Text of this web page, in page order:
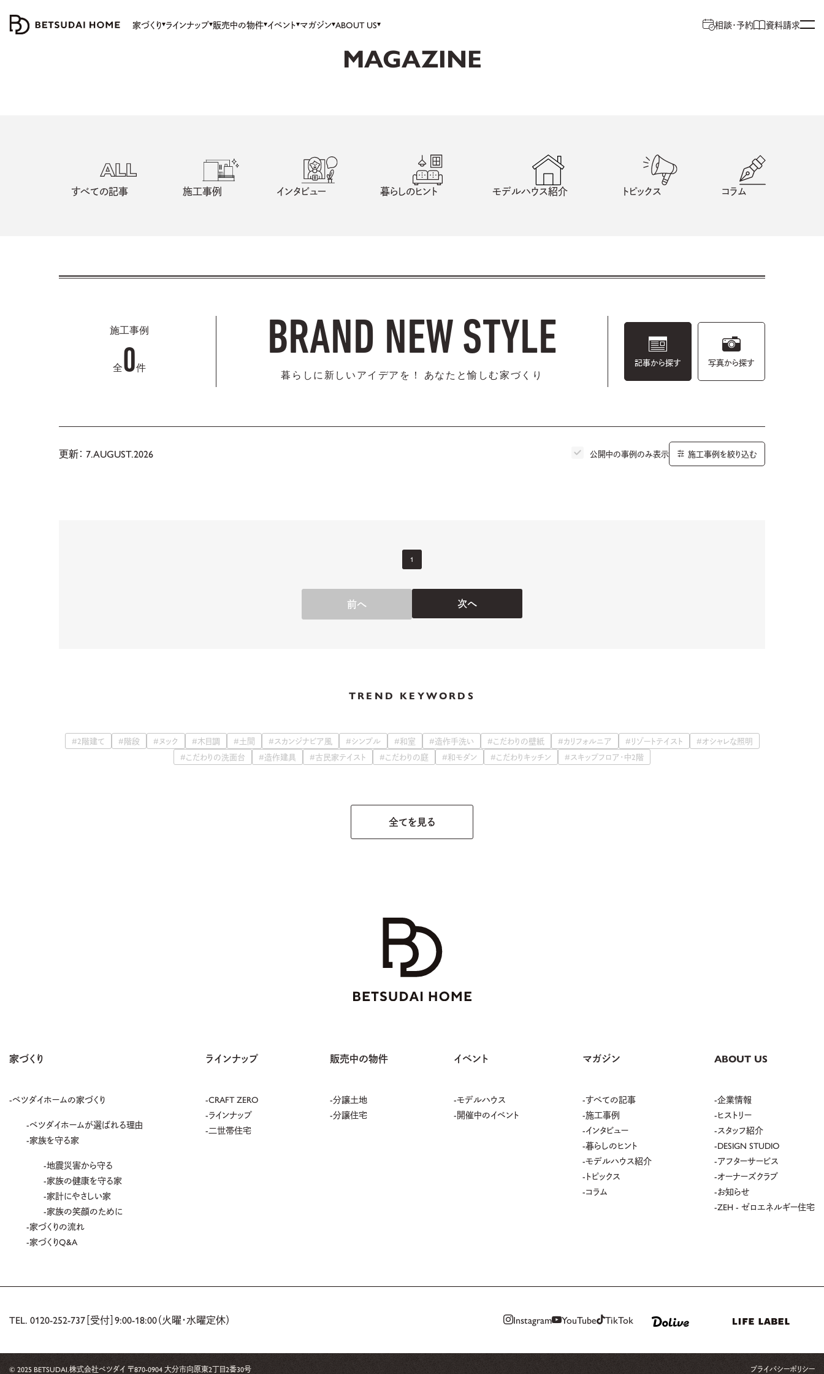
家づくり ラインナップ 販売中の物件 イベント マガジン ABOUT US 相談・予約 資料請求
MAGAZINE
すべての記事 施工事例 インタビュー 暮らしのヒント モデルハウス紹介 トピックス コラム
BRAND NEW STYLE
暮らしに新しいアイデアを！ あなたと愉しむ家づくり
施工事例
全0件
記事から探す 写真から探す
更新： 7.AUGUST.2026 公開中の事例のみ表示 施工事例を絞り込む
1
前へ 次へ
TREND KEYWORDS
#2階建て #階段 #ヌック #木目調 #土間 #スカンジナビア風 #シンプル #和室 #造作手洗い #こだわりの壁紙 #カリフォルニア #リゾートテイスト
#オシャレな照明
#こだわりの洗面台
#造作建具 #古民家テイスト #こだわりの庭 #和モダン #こだわりキッチン #スキップフロア・中2階
全てを見る
家づくり
ベツダイホームの家づくり
ベツダイホームが選ばれる理由
家族を守る家
地震災害から守る
家族の健康を守る家
家計にやさしい家
家族の笑顔のために
家づくりの流れ
家づくりQ&A
ラインナップ
CRAFT ZERO
ラインナップ
二世帯住宅
販売中の物件
分譲土地
分譲住宅
イベント
モデルハウス
開催中のイベント
マガジン
すべての記事
施工事例
インタビュー
暮らしのヒント
モデルハウス紹介
トピックス
コラム
ABOUT US
企業情報
ヒストリー
スタッフ紹介
DESIGN STUDIO
アフターサービス
オーナーズクラブ
お知らせ
ZEH - ゼロエネルギー住宅
TEL. 0120-252-737［受付］9:00-18:00（火曜・水曜定休） Instagram YouTube TikTok
© 2025 BETSUDAI.株式会社ベツダイ 〒870-0904 大分市向原東2丁目2番30号 プライバシーポリシー